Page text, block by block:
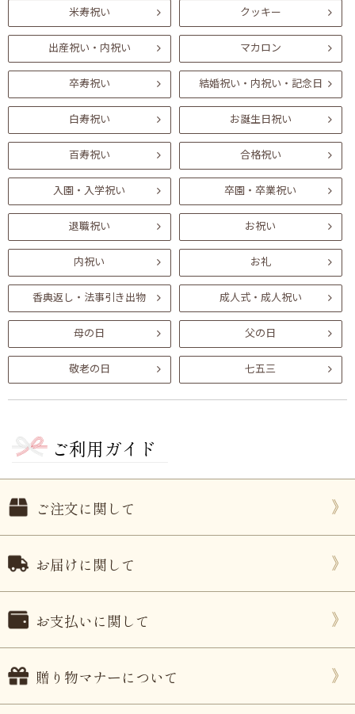
米寿祝い クッキー
出産祝い・内祝い マカロン
卒寿祝い 結婚祝い・内祝い・記念日
白寿祝い お誕生日祝い
百寿祝い 合格祝い
入園・入学祝い 卒園・卒業祝い
退職祝い お祝い
内祝い お礼
香典返し・法事引き出物 成人式・成人祝い
母の日 父の日
敬老の日 七五三
ご利用ガイド
ご注文に関して
お届けに関して
お支払いに関して
贈り物マナーについて